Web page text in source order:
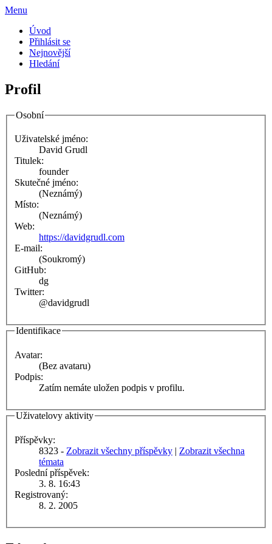
Menu
Úvod
Přihlásit se
Nejnovější
Hledání
Profil
Osobní
Uživatelské jméno:
David Grudl
Titulek:
founder
Skutečné jméno:
(Neznámý)
Místo:
(Neznámý)
Web:
https://davidgrudl.com
E-mail:
(Soukromý)
GitHub:
dg
Twitter:
@davidgrudl
Identifikace
Avatar:
(Bez avataru)
Podpis:
Zatím nemáte uložen podpis v profilu.
Uživatelovy aktivity
Příspěvky:
8323 - Zobrazit všechny příspěvky | Zobrazit všechna
témata
Poslední příspěvek:
3. 8. 16:43
Registrovaný:
8. 2. 2005